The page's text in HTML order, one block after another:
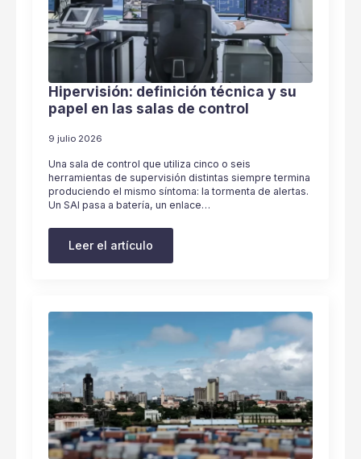
Hipervisión: definición técnica y su
papel en las salas de control
9 julio 2026
Una sala de control que utiliza cinco o seis
herramientas de supervisión distintas siempre termina
produciendo el mismo síntoma: la tormenta de alertas.
Un SAI pasa a batería, un enlace…
Leer el artículo